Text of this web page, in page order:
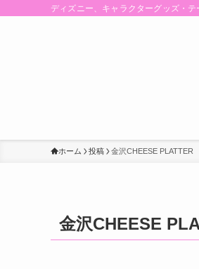
ディズニー、キャラクターグッズ・
ホーム 投稿 金沢CHEESE PLATTER
金沢CHEESE